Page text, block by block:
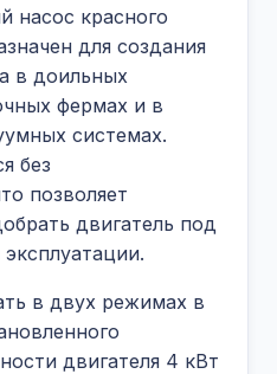
насос красного
для создания
в доильных
фермах и в
системах.
без
позволяет
двигатель под
в двух режимах в
двигателя 4 кВт